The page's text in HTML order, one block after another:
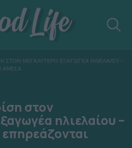
ΣΤΟΝ ΜΕΓΑΛΥΤΕΡΟ ΕΞΑΓΩΓΕΑ ΗΛΙΕΛΑΙΟΥ –
ΑΜΕΣΑ
στον
ηλιελαίου –